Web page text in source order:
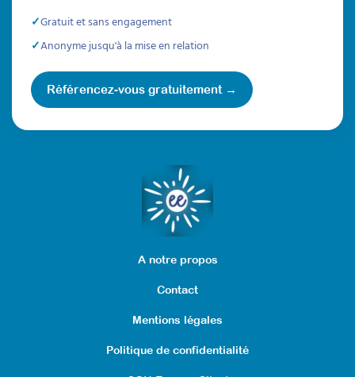
Gratuit et sans engagement
Anonyme jusqu'à la mise en relation
Référencez-vous gratuitement →
A notre propos
Contact
Mentions légales
Politique de confidentialité